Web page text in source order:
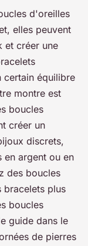
d'oreilles
elles peuvent
et créer une
certain équilibre
montre est
boucles
créer un
discrets,
en argent ou en
des boucles
bracelets plus
boucles
guide dans le
de pierres